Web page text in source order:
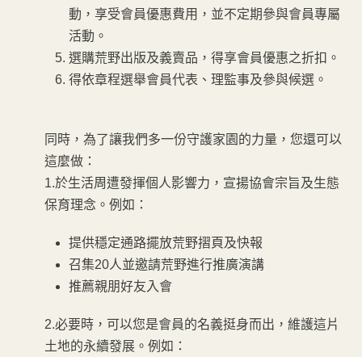
動，享受會員優惠費用，並不定期參與會員專屬
活動。
選購荒野出版及義賣品，得享會員優惠之折扣。
得依章程選舉會員代表、理監事及參與候選。
同時，為了讓我們多一份守護家園的力量，您還可以
這麼做：
1.於生活周遭發揮個人影響力，宣揚協會宗旨及生態
保育理念。例如：
提供穩定通路擺放荒野摺頁及快報
召集20人並邀請荒野進行推廣演講
推薦親朋好友入會
2.必要時，可以您是會員的名義挺身而出，維護這片
土地的永續發展。例如：